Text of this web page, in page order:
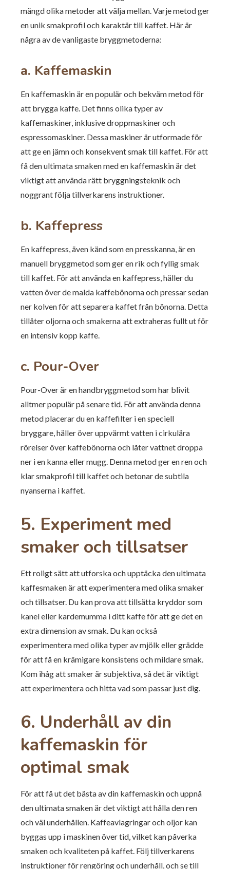
mängd olika metoder att välja mellan. Varje metod ger
en unik smakprofil och karaktär till kaffet. Här är
några av de vanligaste bryggmetoderna:
a. Kaffemaskin
En kaffemaskin är en populär och bekväm metod för
att brygga kaffe. Det finns olika typer av
kaffemaskiner, inklusive droppmaskiner och
espressomaskiner. Dessa maskiner är utformade för
att ge en jämn och konsekvent smak till kaffet. För att
få den ultimata smaken med en kaffemaskin är det
viktigt att använda rätt bryggningsteknik och
noggrant följa tillverkarens instruktioner.
b. Kaffepress
En kaffepress, även känd som en presskanna, är en
manuell bryggmetod som ger en rik och fyllig smak
till kaffet. För att använda en kaffepress, häller du
vatten över de malda kaffebönorna och pressar sedan
ner kolven för att separera kaffet från bönorna. Detta
tillåter oljorna och smakerna att extraheras fullt ut för
en intensiv kopp kaffe.
c. Pour-Over
Pour-Over är en handbryggmetod som har blivit
alltmer populär på senare tid. För att använda denna
metod placerar du en kaffefilter i en speciell
bryggare, häller över uppvärmt vatten i cirkulära
rörelser över kaffebönorna och låter vattnet droppa
ner i en kanna eller mugg. Denna metod ger en ren och
klar smakprofil till kaffet och betonar de subtila
nyanserna i kaffet.
5. Experiment med
smaker och tillsatser
Ett roligt sätt att utforska och upptäcka den ultimata
kaffesmaken är att experimentera med olika smaker
och tillsatser. Du kan prova att tillsätta kryddor som
kanel eller kardemumma i ditt kaffe för att ge det en
extra dimension av smak. Du kan också
experimentera med olika typer av mjölk eller grädde
för att få en krämigare konsistens och mildare smak.
Kom ihåg att smaker är subjektiva, så det är viktigt
att experimentera och hitta vad som passar just dig.
6. Underhåll av din
kaffemaskin för
optimal smak
För att få ut det bästa av din kaffemaskin och uppnå
den ultimata smaken är det viktigt att hålla den ren
och väl underhållen. Kaffeavlagringar och oljor kan
byggas upp i maskinen över tid, vilket kan påverka
smaken och kvaliteten på kaffet. Följ tillverkarens
instruktioner för rengöring och underhåll, och se till